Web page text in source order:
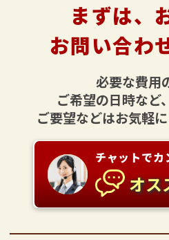
まずは、
お問い合わ
必要な費用
ご希望の日時など
ご要望などはお気軽
チャットでカ
オス